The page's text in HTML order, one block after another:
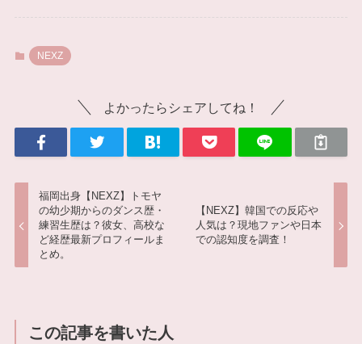
NEXZ
よかったらシェアしてね！
福岡出身【NEXZ】トモヤ
の幼少期からのダンス歴・
練習生歴は？彼女、高校な
ど経歴最新プロフィールま
とめ。
【NEXZ】韓国での反応や
人気は？現地ファンや日本
での認知度を調査！
この記事を書いた人